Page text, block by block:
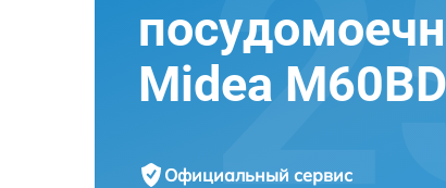
Midea
Официальный сервис